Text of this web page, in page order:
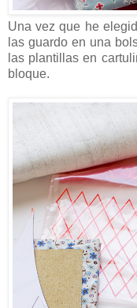
Una vez que he
las guardo en una
las plantillas en
bloque.